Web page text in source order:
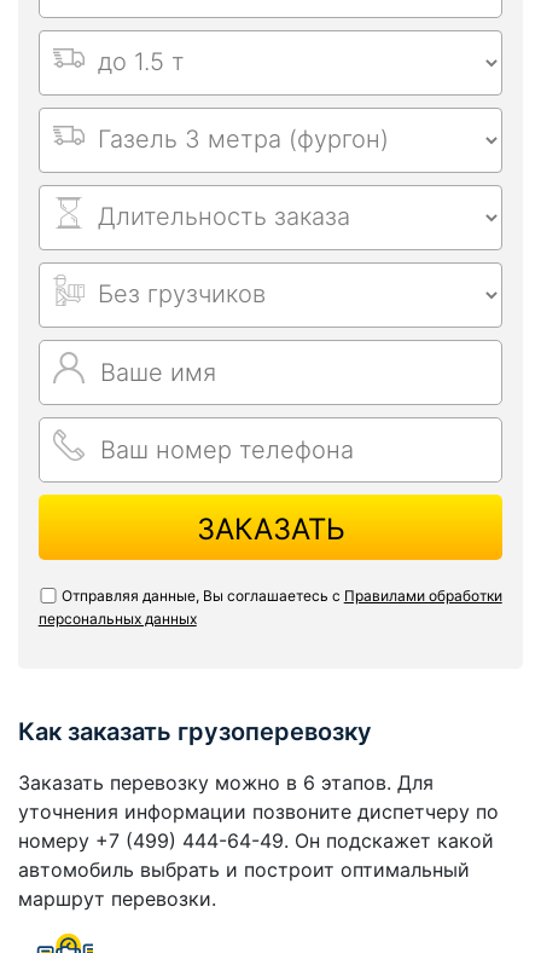
ЗАКАЗАТЬ
Отправляя данные, Вы соглашаетесь с Правилами обработки
персональных данных
Как заказать грузоперевозку
Заказать перевозку можно в 6 этапов. Для
уточнения информации позвоните диспетчеру по
номеру +7 (499) 444-64-49. Он подскажет какой
автомобиль выбрать и построит оптимальный
маршрут перевозки.